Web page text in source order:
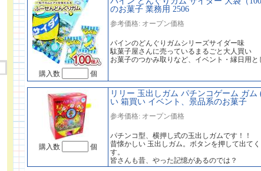
購入数 個
のお菓子 業務用 2506
参考価格: オープン価格
パインのどんぐりガムシリーズサイダー味
駄菓子屋さんに売っているまるごと大人買い
お菓子のつかみ取りなど、イベント・縁日用
購入数 個
リリー 玉出しガム パチンコゲーム ガ
い 箱買い イベント、景品系のお菓子
参考価格: オープン価格
パチンコ型、横押し式の玉出しガムです！！
昔懐かしい 玉出しガム。ボタンを押して出て
す。
皆さんも昔、やった記憶があるのでは？